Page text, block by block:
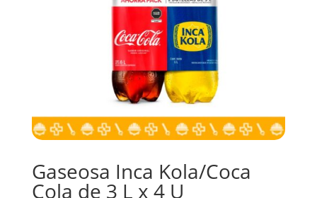
Gaseosa Inca Kola/Coca
Cola de 3 L x 4 U